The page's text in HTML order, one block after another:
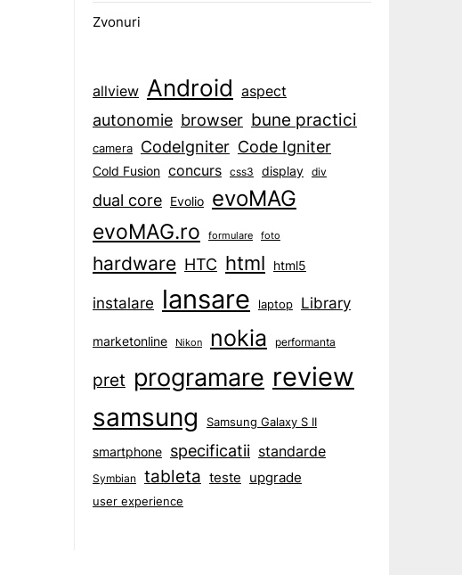
Zvonuri
allview Android aspect
autonomie browser bune practici
camera CodeIgniter Code Igniter
Cold Fusion concurs css3 display div
dual core Evolio evoMAG
evoMAG.ro formulare foto
hardware HTC html html5
instalare lansare laptop Library
marketonline Nikon nokia performanta
pret programare review
samsung Samsung Galaxy S II
smartphone specificatii standarde
Symbian tableta teste upgrade
user experience